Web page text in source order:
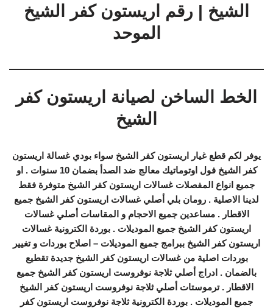
الشيخ | رقم اريستون كفر الشيخ
الموحد
الخط الساخن لصيانة اريستون كفر
الشيخ
يوفر لكم قطع غيار اريستون كفر الشيخ سواء بودي غسالة اريستون
كفر الشيخ فول اوتوماتيك معالج ضد الصدأ بضمان 10 سنوات . او
جميع انواع المفصلات غسالات اريستون كفر الشيخ متوفرة فقط
لدينا الاصلية . رومان بلي أصلي غسالات اريستون كفر الشيخ جميع
الاقطار . مساعدين جميع الاحجام و المقاسات أصلي غسالات
اريستون كفر الشيخ جميع الموديلات . بوردة الكترونية غسالات
اريستون كفر الشيخ ببرامج جميع الموديلات – اصلاح بوردات و تغيير
بوردات اصلية من غسالات اريستون كفر الشيخ جديدة تقطيع
بالضمان . ادراج أصلي ثلاجة نوفروست اريستون كفر الشيخ جميع
الاقطار . ترموستات أصلي ثلاجة نوفروست اريستون كفر الشيخ
جميع الموديلات . بوردة الكترونية ثلاجة نوفروست اريستون كفر